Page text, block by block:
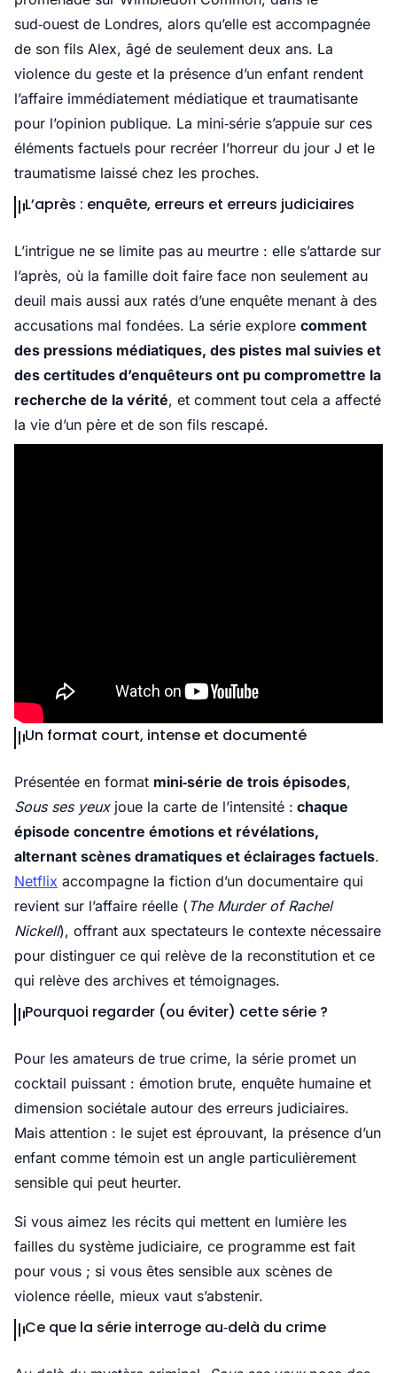
sud‑ouest de Londres, alors qu’elle est accompagnée
de son fils Alex, âgé de seulement deux ans. La
violence du geste et la présence d’un enfant rendent
l’affaire immédiatement médiatique et traumatisante
pour l’opinion publique. La mini‑série s’appuie sur ces
éléments factuels pour recréer l’horreur du jour J et le
traumatisme laissé chez les proches.
L’après : enquête, erreurs et erreurs judiciaires
L’intrigue ne se limite pas au meurtre : elle s’attarde sur
l’après, où la famille doit faire face non seulement au
deuil mais aussi aux ratés d’une enquête menant à des
accusations mal fondées. La série explore comment
des pressions médiatiques, des pistes mal suivies et
des certitudes d’enquêteurs ont pu compromettre la
recherche de la vérité, et comment tout cela a affecté
la vie d’un père et de son fils rescapé.
Un format court, intense et documenté
Présentée en format mini‑série de trois épisodes,
Sous ses yeuxjoue la carte de l’intensité : chaque
épisode concentre émotions et révélations,
alternant scènes dramatiques et éclairages factuels.
Netflix accompagne la fiction d’un documentaire qui
revient sur l’affaire réelle ( The Murder of Rachel
Nickell), offrant aux spectateurs le contexte nécessaire
pour distinguer ce qui relève de la reconstitution et ce
qui relève des archives et témoignages.
Pourquoi regarder (ou éviter) cette série ?
Pour les amateurs de true crime, la série promet un
cocktail puissant : émotion brute, enquête humaine et
dimension sociétale autour des erreurs judiciaires.
Mais attention : le sujet est éprouvant, la présence d’un
enfant comme témoin est un angle particulièrement
sensible qui peut heurter.
Si vous aimez les récits qui mettent en lumière les
failles du système judiciaire, ce programme est fait
pour vous ; si vous êtes sensible aux scènes de
violence réelle, mieux vaut s’abstenir.
Ce que la série interroge au‑delà du crime